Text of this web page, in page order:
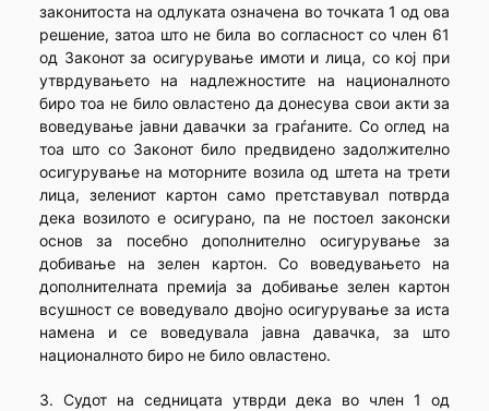
законитоста на одлуката означена во точката 1 од ова
решение, затоа што не била во согласност со член 61
од Законот за осигурување имоти и лица, со кој при
утврдувањето на надлежностите на националното
биро тоа не било овластено да донесува свои акти за
воведување јавни давачки за граѓаните. Со оглед на
тоа што со Законот било предвидено задолжително
осигурување на моторните возила од штета на трети
лица, зелениот картон само претставувал потврда
дека возилото е осигурано, па не постоел законски
основ за посебно дополнително осигурување за
добивање на зелен картон. Со воведувањето на
дополнителната премија за добивање зелен картон
всушност се воведувало двојно осигурување за иста
намена и се воведувала јавна давачка, за што
националното биро не било овластено.
3. Судот на седницата утврди дека во член 1 од